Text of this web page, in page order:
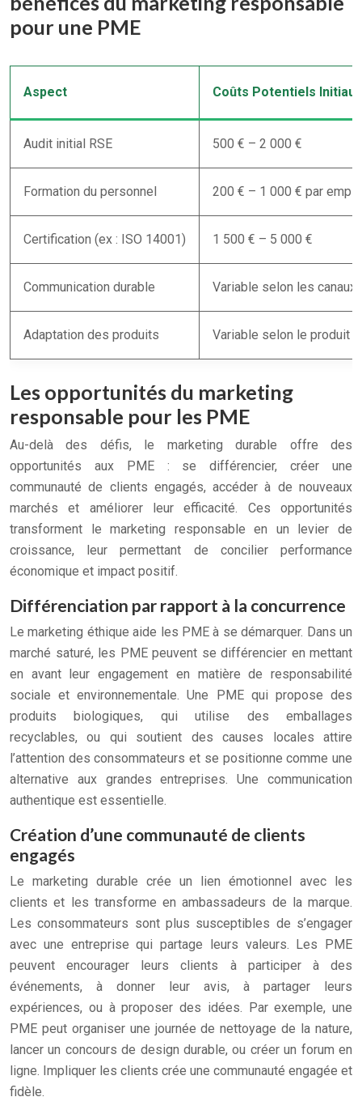
pour une PME
Aspect Coûts Potentiels Initiaux
Audit initial RSE 500 € – 2 000 €
Formation du personnel 200 € – 1 000 € par
Certification (ex : ISO 14001) 1 500 € – 5 000 €
Communication durable Variable selon les canaux
Adaptation des produits Variable selon le produit
Les opportunités du marketing
responsable pour les PME
Au-delà des défis, le marketing durable offre des
opportunités aux PME : se différencier, créer une
communauté de clients engagés, accéder à de nouveaux
marchés et améliorer leur efficacité. Ces opportunités
transforment le marketing responsable en un levier de
croissance, leur permettant de concilier performance
économique et impact positif.
Différenciation par rapport à la concurrence
Le marketing éthique aide les PME à se démarquer. Dans un
marché saturé, les PME peuvent se différencier en mettant
en avant leur engagement en matière de responsabilité
sociale et environnementale. Une PME qui propose des
produits biologiques, qui utilise des emballages
recyclables, ou qui soutient des causes locales attire
l’attention des consommateurs et se positionne comme une
alternative aux grandes entreprises. Une communication
authentique est essentielle.
Création d’une communauté de clients
engagés
Le marketing durable crée un lien émotionnel avec les
clients et les transforme en ambassadeurs de la marque.
Les consommateurs sont plus susceptibles de s’engager
avec une entreprise qui partage leurs valeurs. Les PME
peuvent encourager leurs clients à participer à des
événements, à donner leur avis, à partager leurs
expériences, ou à proposer des idées. Par exemple, une
PME peut organiser une journée de nettoyage de la nature,
lancer un concours de design durable, ou créer un forum en
ligne. Impliquer les clients crée une communauté engagée et
fidèle.